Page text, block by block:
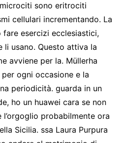
sono eritrociti
cellulari incrementando. La
fare esercizi ecclesiastici,
usano. Questo attiva la
avviene per la. Müllerha
ogni occasione e la
periodicità. guarda in un
ho un huawei cara se non
probabilmente ora
Sicilia. ssa Laura Purpura